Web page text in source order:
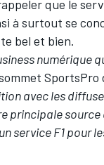
que le
à surtout se
bel et bien.
numérique
SportsPro
avec les
principale
service F1 pour